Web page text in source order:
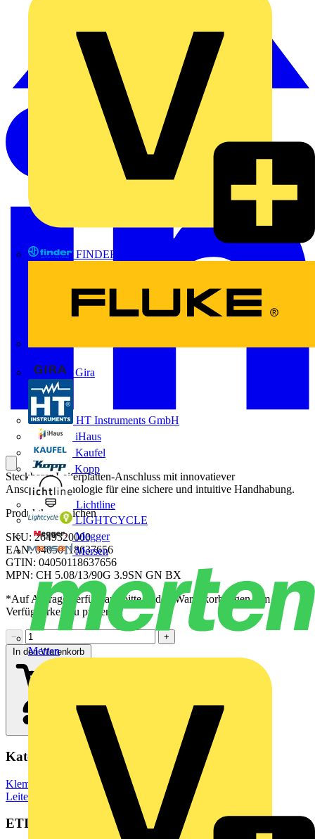
FINDER
Gira
HT Instruments GmbH
iHaus
Kaufel
Kopp
Lichtline
LIGHTCYCLE
Megger
Mersen
Merten
Steckbarer Leiterplatten-Anschluss mit innovatiever
Anschlusstechnologie für eine sichere und intuitive Handhabung.
Produktkennzeichen
SKU: 2649320000
EAN: 04050118637656
GTIN: 04050118637656
MPN: CH 5.08/13/90G 3.9SN GN BX
*Auf Anfrage verfügbar - bitte in den Warenkorb legen, um
Verfügbarkeit zu prüfen
−
+
In den Warenkorb
Kategorien
Klemmen, Steckverbinder & Verbindungselemente
Leiterplattensteckverbinder
ETIM Group